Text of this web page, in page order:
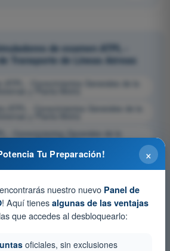
de examen ATPL -
Transporte de Líneas Aéreas
ATPL - Conocimientos Generales de la
ATPL - Conocimientos Generales de la
- Conocimientos Generales de la
y Planta Motriz
×
Tu Preparación!
nuestro nuevo Panel de
! Aquí tienes algunas de las ventajas
que accedes al desbloquearlo:
oficiales, sin exclusiones